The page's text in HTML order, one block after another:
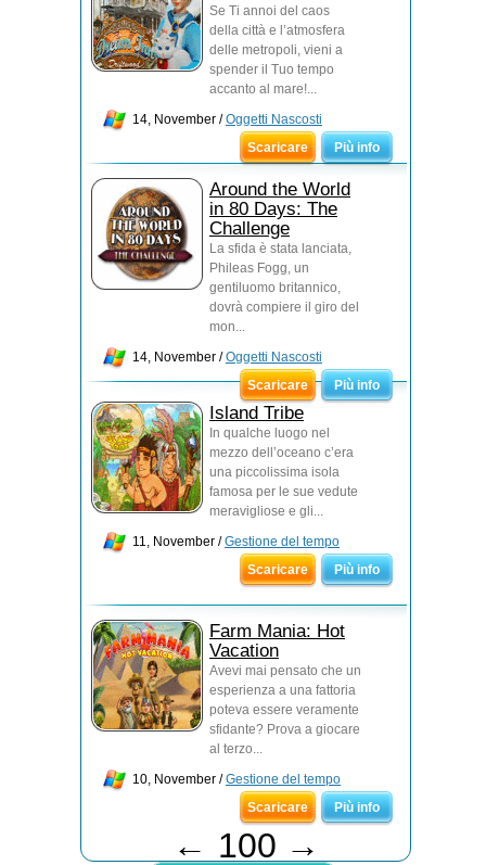
Se Ti annoi del caos
della città e l’atmosfera
delle metropoli, vieni a
spender il Tuo tempo
accanto al mare!...
14, November /Oggetti Nascosti
Scaricare
Più info
Around the World
in 80 Days: The
Challenge
La sfida è stata lanciata,
Phileas Fogg, un
gentiluomo britannico,
dovrà compiere il giro del
mon...
14, November /Oggetti Nascosti
Scaricare
Più info
Island Tribe
In qualche luogo nel
mezzo dell’oceano c’era
una piccolissima isola
famosa per le sue vedute
meravigliose e gli...
11, November /Gestione del tempo
Scaricare
Più info
Farm Mania: Hot
Vacation
Avevi mai pensato che un
esperienza a una fattoria
poteva essere veramente
sfidante? Prova a giocare
al terzo...
10, November /Gestione del tempo
Scaricare
Più info
← 100 →